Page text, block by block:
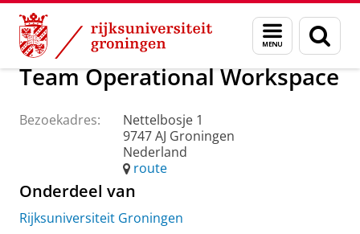
Skip
Content
Skip
Navigation
Menu
en
zoeken
Over ons Praktische zaken Waar vindt u ons
Team Operational Workspace
Bezoekadres:
Nettelbosje 1
9747 AJ Groningen
Nederland
route
Onderdeel van
Rijksuniversiteit Groningen